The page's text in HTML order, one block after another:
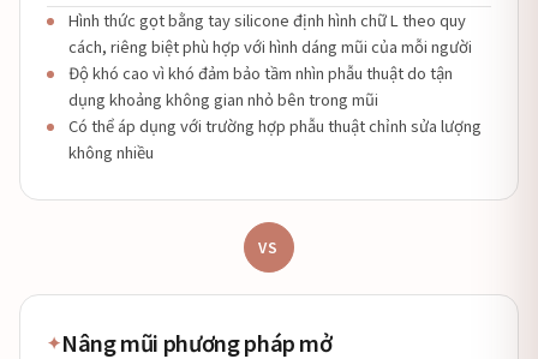
Hình thức gọt bằng tay silicone định hình chữ L theo quy
cách, riêng biệt phù hợp với hình dáng mũi của mỗi người
Độ khó cao vì khó đảm bảo tầm nhìn phẫu thuật do tận
dụng khoảng không gian nhỏ bên trong mũi
Có thể áp dụng với trường hợp phẫu thuật chỉnh sửa lượng
không nhiều
VS
✦Nâng mũi phương pháp mở